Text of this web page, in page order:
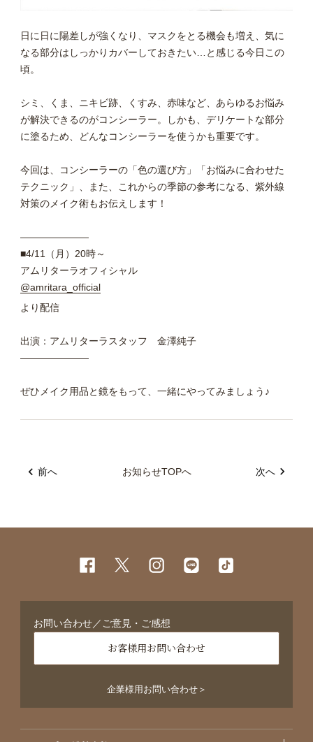
日に日に陽差しが強くなり、マスクをとる機会も増え、気に
なる部分はしっかりカバーしておきたい…と感じる今日この
頃。
シミ、くま、ニキビ跡、くすみ、赤味など、あらゆるお悩み
が解決できるのがコンシーラー。しかも、デリケートな部分
に塗るため、どんなコンシーラーを使うかも重要です。
今回は、コンシーラーの「色の選び方」「お悩みに合わせた
テクニック」、また、これからの季節の参考になる、紫外線
対策のメイク術もお伝えします！
———————
■4/11（月）20時～
アムリターラオフィシャル
@amritara_official
より配信
出演： アムリターラスタッフ 金澤純子
———————
ぜひメイク用品と鏡をもって、一緒にやってみましょう♪
前へ お知らせTOPへ 次へ
お問い合わせ／ご意見・ご感想
お客様用お問い合わせ
企業様用お問い合わせ＞